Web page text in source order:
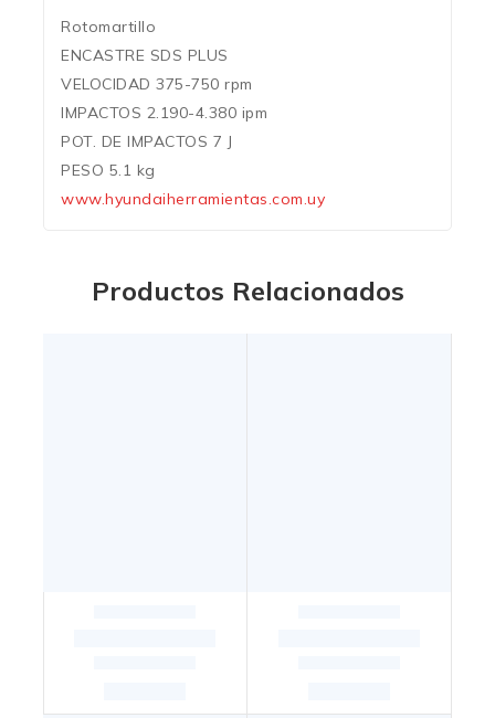
Rotomartillo
ENCASTRE SDS PLUS
VELOCIDAD 375-750 rpm
IMPACTOS 2.190-4.380 ipm
POT. DE IMPACTOS 7 J
PESO 5.1 kg
www.hyundaiherramientas.com.uy
Productos Relacionados